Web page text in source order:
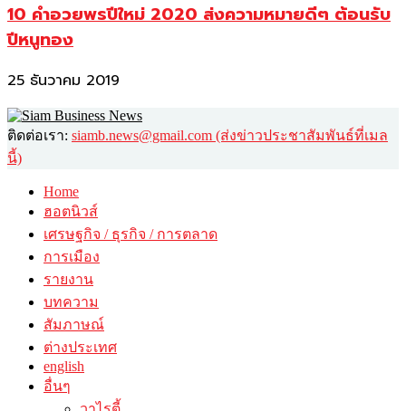
10 คำอวยพรปีใหม่ 2020 ส่งความหมายดีๆ ต้อนรับ
ปีหนูทอง
25 ธันวาคม 2019
ติดต่อเรา: siamb.news@gmail.com (ส่งข่าวประชาสัมพันธ์ที่เมล
นี้)
Home
ฮอตนิวส์
เศรษฐกิจ / ธุรกิจ / การตลาด
การเมือง
รายงาน
บทความ
สัมภาษณ์
ต่างประเทศ
english
อื่นๆ